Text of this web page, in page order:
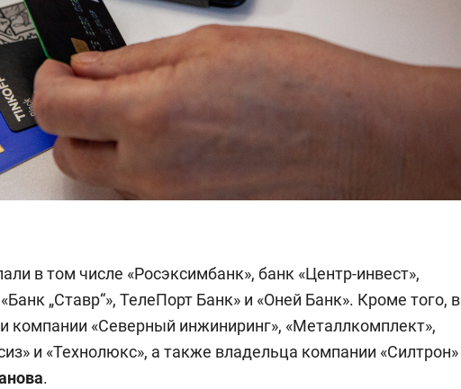
в том числе «Росэксимбанк», банк «Центр-инвест»,
„Ставр“», ТелеПорт Банк» и «Оней Банк». Кроме того, в
компании «Северный инжиниринг», «Металлкомплект»,
и «Технолюкс», а также владельца компании «Силтрон»
.